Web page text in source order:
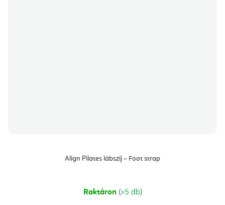
Align Pilates lábszíj – Foot strap
Raktáron (>5 db)